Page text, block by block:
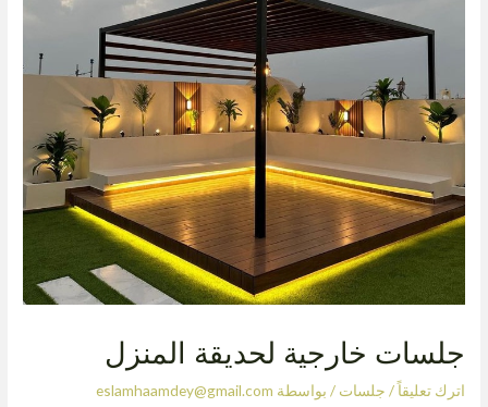
جلسات خارجية لحديقة المنزل
اترك تعليقاً/ جلسات / بواسطة eslamhaamdey@gmail.com